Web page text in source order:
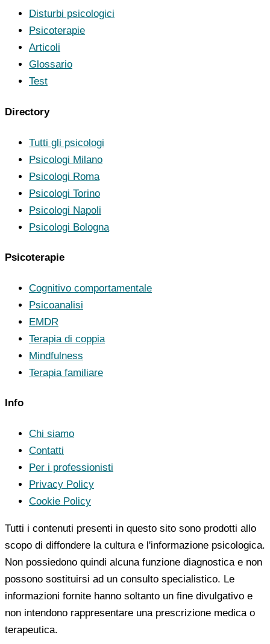
Disturbi psicologici
Psicoterapie
Articoli
Glossario
Test
Directory
Tutti gli psicologi
Psicologi Milano
Psicologi Roma
Psicologi Torino
Psicologi Napoli
Psicologi Bologna
Psicoterapie
Cognitivo comportamentale
Psicoanalisi
EMDR
Terapia di coppia
Mindfulness
Terapia familiare
Info
Chi siamo
Contatti
Per i professionisti
Privacy Policy
Cookie Policy
Tutti i contenuti presenti in questo sito sono prodotti allo
scopo di diffondere la cultura e l'informazione psicologica.
Non possiedono quindi alcuna funzione diagnostica e non
possono sostituirsi ad un consulto specialistico. Le
informazioni fornite hanno soltanto un fine divulgativo e
non intendono rappresentare una prescrizione medica o
terapeutica.